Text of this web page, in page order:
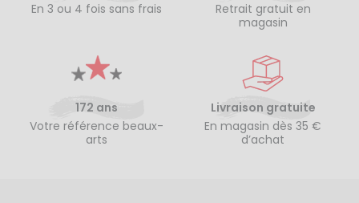
En 3 ou 4 fois sans frais
Retrait gratuit en
magasin
172 ans
Votre référence beaux-
arts
Livraison gratuite
En magasin dès 35 €
d’achat